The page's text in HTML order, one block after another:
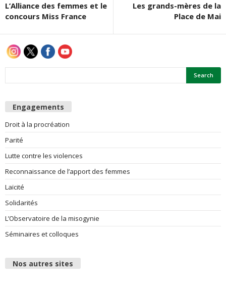
L’Alliance des femmes et le
concours Miss France
Les grands-mères de la
Place de Mai
Engagements
Droit à la procréation
Parité
Lutte contre les violences
Reconnaissance de l’apport des femmes
Laïcité
Solidarités
L’Observatoire de la misogynie
Séminaires et colloques
Nos autres sites